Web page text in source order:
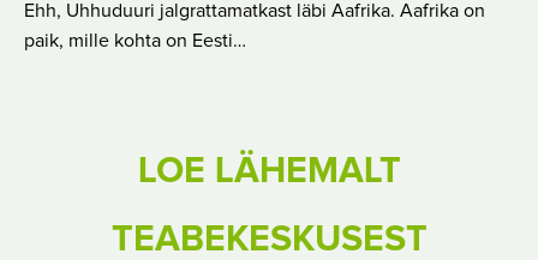
Ehh, Uhhuduuri jalgrattamatkast läbi Aafrika. Aafrika on
paik, mille kohta on Eesti…
LOE LÄHEMALT
TEABEKESKUSEST